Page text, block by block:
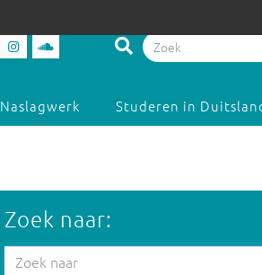
Naslagwerk Studeren in
Zoek naar: